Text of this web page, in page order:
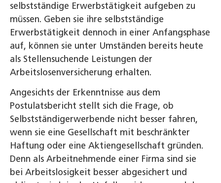
selbstständige Erwerbstätigkeit aufgeben zu
müssen. Geben sie ihre selbstständige
Erwerbstätigkeit dennoch in einer Anfangsphase
auf, können sie unter Umständen bereits heute
als Stellensuchende Leistungen der
Arbeitslosenversicherung erhalten.
Angesichts der Erkenntnisse aus dem
Postulatsbericht stellt sich die Frage, ob
Selbstständigerwerbende nicht besser fahren,
wenn sie eine Gesellschaft mit beschränkter
Haftung oder eine Aktiengesellschaft gründen.
Denn als Arbeitnehmende einer Firma sind sie
bei Arbeitslosigkeit besser abgesichert und